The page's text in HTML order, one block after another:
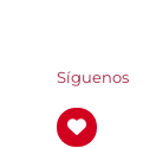
Síguenos